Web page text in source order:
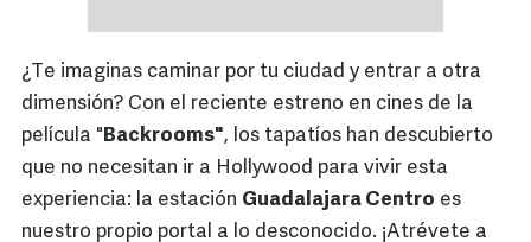
¿Te imaginas caminar por tu ciudad y entrar a otra
dimensión? Con el reciente estreno en cines de la
película "Backrooms", los tapatíos han descubierto
que no necesitan ir a Hollywood para vivir esta
experiencia: la estación Guadalajara Centro es
nuestro propio portal a lo desconocido. ¡Atrévete a